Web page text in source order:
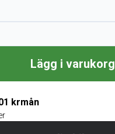
Lägg i varukorg
krmån